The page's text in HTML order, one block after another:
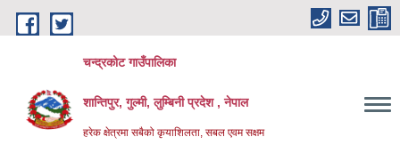
Skip to main content
चन्द्रकोट गाउँपालिका
शान्तिपुर, गुल्मी, लुम्बिनी प्रदेश , नेपाल
हरेक क्षेत्रमा सबैको कृयाशिलता, सबल एवम सक्षम